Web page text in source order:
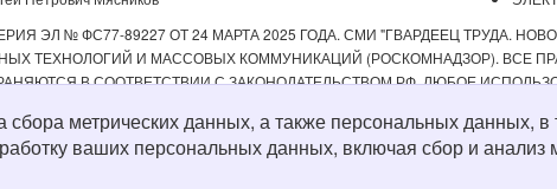
ЭЛ № ФС77-89227 ОТ 24 МАРТА 2025 ГОДА. СМИ "ГВАРДЕЕЦ ТРУДА.
ТЕХНОЛОГИЙ И МАССОВЫХ КОММУНИКАЦИЙ (РОСКОМНАДЗОР). ВСЕ
В СООТВЕТСТВИИ С ЗАКОНОДАТЕЛЬСТВОМ РФ. ЛЮБОЕ
А ТАКЖЕ ЗА СОДЕРЖАНИЕ ВЕБ-САЙТОВ, НА КОТОРЫЕ ДАНЫ
сбора метрических данных, а также персональных
ваших персональных данных, включая сбор и анализ